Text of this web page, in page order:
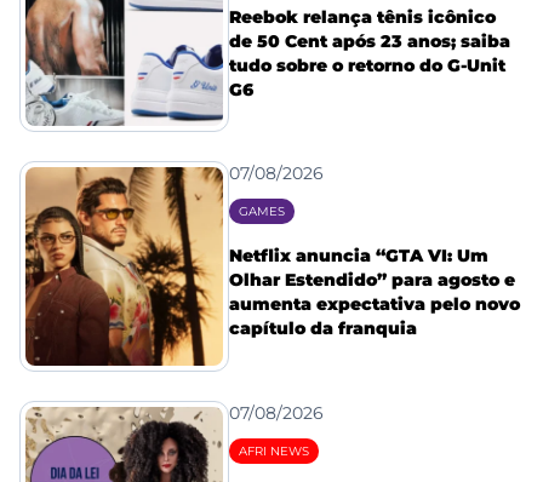
Reebok relança tênis icônico
de 50 Cent após 23 anos; saiba
tudo sobre o retorno do G-Unit
G6
07/08/2026
GAMES
Netflix anuncia “GTA VI: Um
Olhar Estendido” para agosto e
aumenta expectativa pelo novo
capítulo da franquia
07/08/2026
AFRI NEWS